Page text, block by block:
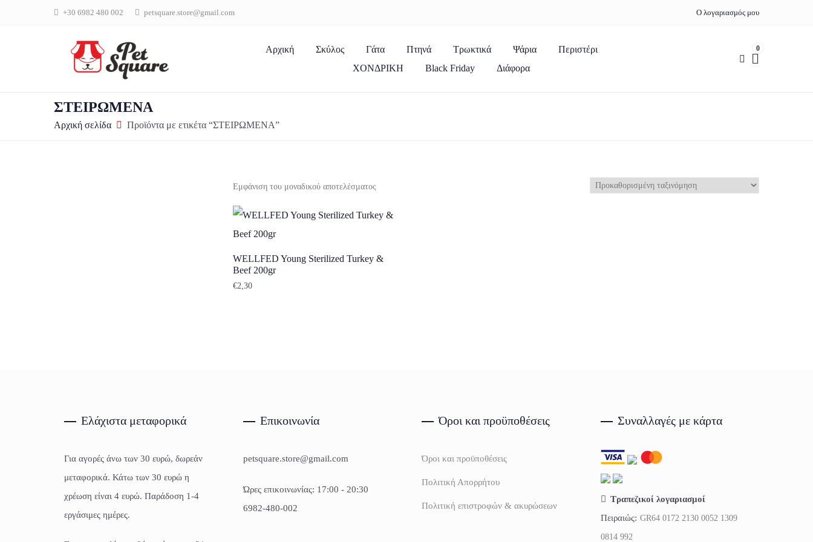
+30 6982 480 002 petsquare.store@gmail.com Ο λογαριασμός μου
Αρχική Σκύλος Γάτα Πτηνά Τρωκτικά Ψάρια
Περιστέρι
ΧΟΝΔΡΙΚΗ
Black Friday Διάφορα
0
ΣΤΕΙΡΩΜΕΝΑ
Αρχική σελίδα Προϊόντα με ετικέτα “ΣΤΕΙΡΩΜΕΝΑ”
Εμφάνιση του μοναδικού αποτελέσματος
WELLFED Young Sterilized Turkey &
Beef 200gr
€2,30
Ελάχιστα μεταφορικά
Για αγορές άνω των 30 ευρώ, δωρεάν
μεταφορικά. Κάτω των 30 ευρώ η
χρέωση είναι 4 ευρώ. Παράδοση 1-4
εργάσιμες ημέρες.
Επικοινωνία
petsquare.store@gmail.com
Ώρες επικοινωνίας: 17:00 - 20:30
6982-480-002
Όροι και προϋποθέσεις
Όροι και προϋποθέσεις
Πολιτική Απορρήτου
Πολιτική επιστροφών & ακυρώσεων
Συναλλαγές με κάρτα
Τραπεζικοί λογαριασμοί
Πειραιώς: GR64 0172 2130 0052 1309
0814 992